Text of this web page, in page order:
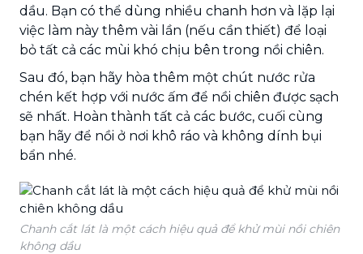
dầu. Bạn có thể dùng nhiều chanh hơn và lặp lại
việc làm này thêm vài lần (nếu cần thiết) để loại
bỏ tất cả các mùi khó chịu bên trong nồi chiên.
Sau đó, bạn hãy hòa thêm một chút nước rửa
chén kết hợp với nước ấm để nồi chiên được sạch
sẽ nhất. Hoàn thành tất cả các bước, cuối cùng
bạn hãy để nồi ở nơi khô ráo và không dính bụi
bẩn nhé.
Chanh cắt lát là một cách hiệu quả để khử mùi nồi chiên
không dầu